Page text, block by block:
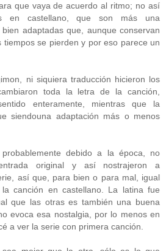
que vaya de acuerdo al ritmo; no así
en castellano, que son más una
adaptadas que, aunque conservan
tiempos se pierden y por eso parece un
ni siquiera traducción hicieron los
toda la letra de la canción,
enteramente, mientras que la
siendouna adaptación más o menos
debido a la época, no
original y así nostrajeron a
así que, para bien o para mal, igual
la canción en castellano. La latina fue
que las otras es también una buena
evoca esa nostalgia, por lo menos en
a ver la serie con primera canción.